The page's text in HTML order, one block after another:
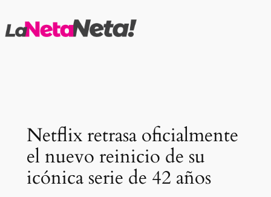
al
Netflix retrasa oficialmente
el nuevo reinicio de su
icónica serie de 42 años